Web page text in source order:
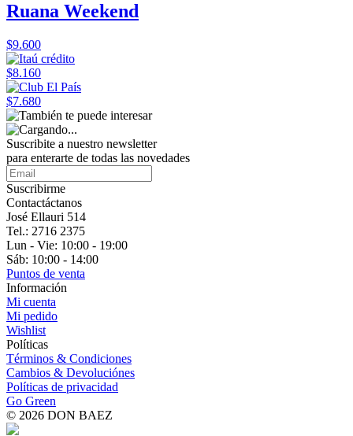
Ruana Weekend
$9.600
$8.160
$7.680
Suscribite a nuestro newsletter
para enterarte de todas las novedades
Suscribirme
Contactáctanos
José Ellauri 514
Tel.: 2716 2375
Lun - Vie: 10:00 - 19:00
Sáb: 10:00 - 14:00
Puntos de venta
Información
Mi cuenta
Mi pedido
Wishlist
Políticas
Términos & Condiciones
Cambios & Devoluciónes
Políticas de privacidad
Go Green
© 2026 DON BAEZ